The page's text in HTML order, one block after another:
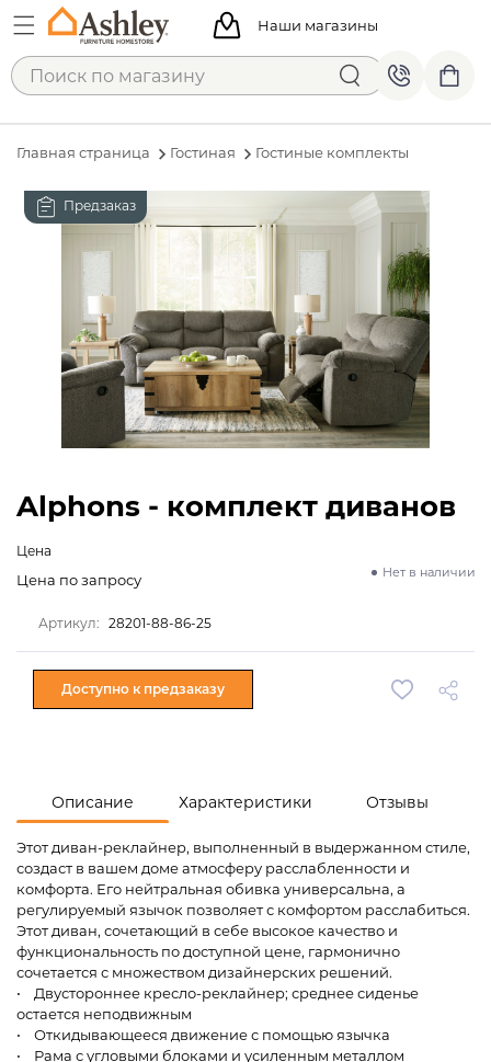
Наши магазины
Главная страница Гостиная Гостиные комплекты
Предзаказ
Описание Характеристики Отзывы
Этот диван-реклайнер, выполненный в выдержанном стиле,
создаст в вашем доме атмосферу расслабленности и
комфорта. Его нейтральная обивка универсальна, а
регулируемый язычок позволяет с комфортом расслабиться.
Этот диван, сочетающий в себе высокое качество и
функциональность по доступной цене, гармонично
сочетается с множеством дизайнерских решений.
• Двустороннее кресло-реклайнер; среднее сиденье
остается неподвижным
• Откидывающееся движение с помощью язычка
• Рама с угловыми блоками и усиленным металлом
Alphons - комплект диванов
Цена
Нет в наличии
Цена по запросу
Артикул: 28201-88-86-25
Доступно к предзаказу